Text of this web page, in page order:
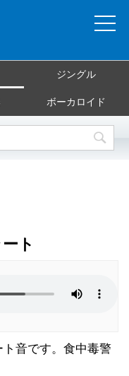
て
ジングル
ボーカロイド
ト
音です。食中毒警